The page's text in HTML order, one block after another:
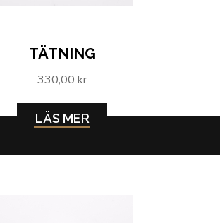
TÄTNING
330,00 kr
LÄS MER